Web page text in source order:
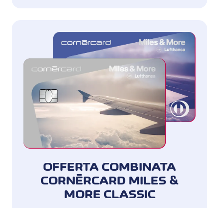
OFFERTA COMBINATA
CORNÈRCARD MILES &
MORE CLASSIC